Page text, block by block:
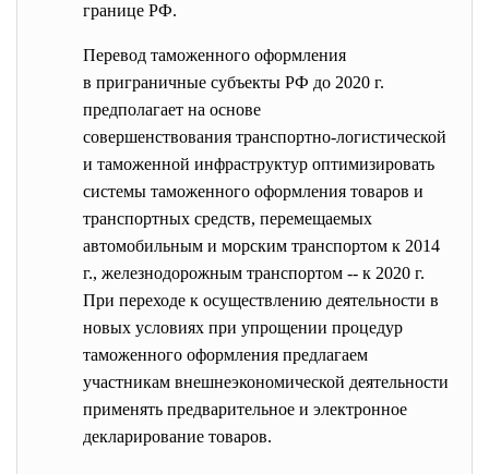
границе РФ.
Перевод таможенного оформления
в приграничные субъекты РФ до 2020 г.
предполагает на основе
совершенствования транспортно-логистической
и таможенной инфраструктур оптимизировать
системы таможенного оформления товаров и
транспортных средств, перемещаемых
автомобильным и морским транспортом к 2014
г., железнодорожным транспортом -- к 2020 г.
При переходе к осуществлению деятельности в
новых условиях при упрощении процедур
таможенного оформления предлагаем
участникам внешнеэкономической деятельности
применять предварительное и электронное
декларирование товаров.